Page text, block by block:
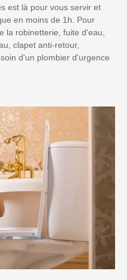
est là pour vous servir et
en moins de 1h. Pour
la robinetterie, fuite d'eau,
clapet anti-retour,
d'un plombier d'urgence